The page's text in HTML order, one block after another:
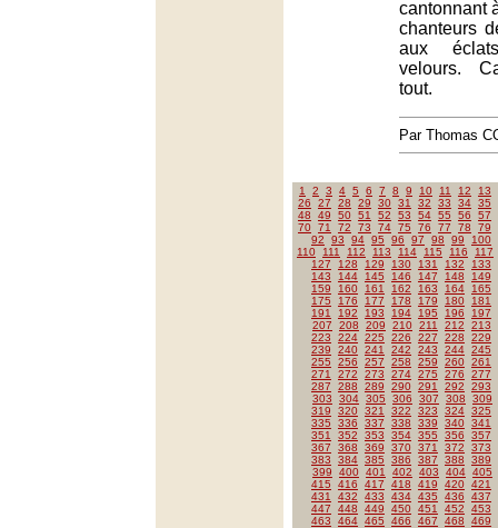
cantonnant
chanteurs
aux
velours.
tout.
Par Thomas
1 2 3 4 5 6 7 8 9 10 11 12
13
26
27 28 29 30 31 32 33 34 35
48
49 50 51 52 53 54 55 56
57
70 71 72 73 74 75 76 77 78
79
92
93 94 95 96 97 98 99
100
110
111 112 113 114 115 116
117
127
128 129 130 131 132
133
143
144 145 146 147 148
149
159
160 161 162 163 164
165
175
176 177 178 179 180
181
191
192 193 194 195 196
197
207
208 209 210 211 212
213
223
224 225 226 227 228
229
239
240 241 242 243 244 245
255
256 257 258 259 260 261
271
272 273 274 275 276
277
287
288 289 290 291 292
293
303
304 305 306 307 308
309
319
320 321 322 323 324 325
335
336 337 338 339 340 341
351
352 353 354 355 356
357
367
368 369 370 371 372
373
383
384 385 386 387 388
389
399
400 401 402 403 404 405
415
416 417 418 419 420 421
431
432 433 434 435 436
437
447
448 449 450 451 452
453
463
464 465 466 467 468 469